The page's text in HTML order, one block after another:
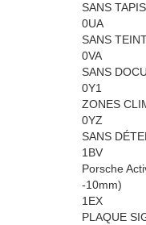
SANS
0UA
SANS
0VA
SANS
0Y1
ZONES
0YZ
SANS
1BV
Porsche
-10mm)
1EX
PLAQUE